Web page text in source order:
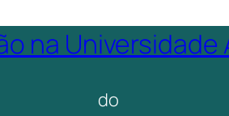
na Universidade
do